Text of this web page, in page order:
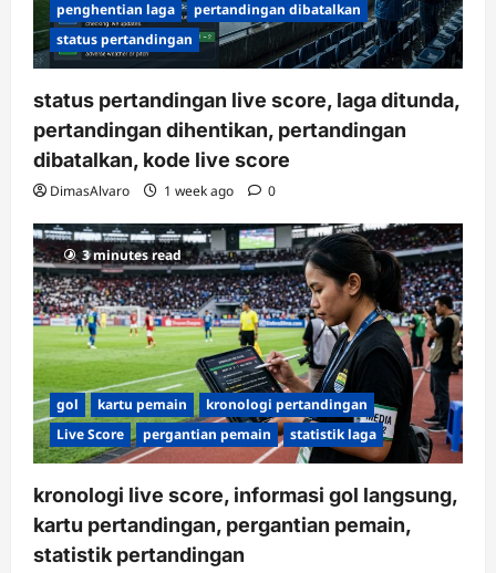
penghentian laga
pertandingan dibatalkan
status pertandingan
status pertandingan live score, laga ditunda,
pertandingan dihentikan, pertandingan
dibatalkan, kode live score
DimasAlvaro 1 week ago 0
3 minutes read
gol kartu pemain
kronologi pertandingan
Live Score
pergantian pemain statistik laga
kronologi live score, informasi gol langsung,
kartu pertandingan, pergantian pemain,
statistik pertandingan